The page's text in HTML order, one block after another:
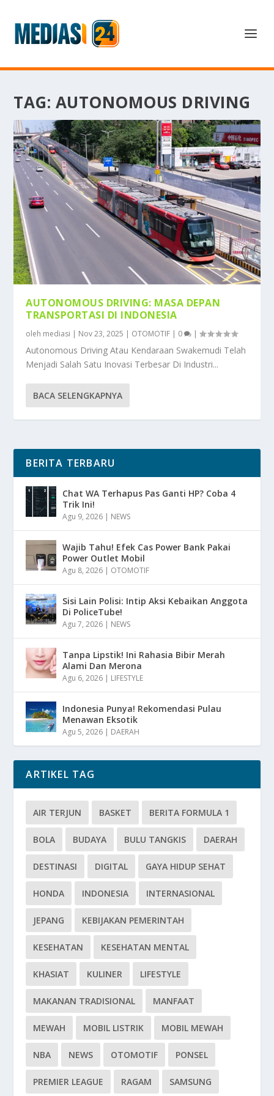
TAG: AUTONOMOUS DRIVING
AUTONOMOUS DRIVING: MASA DEPAN
TRANSPORTASI DI INDONESIA
oleh mediasi | Nov 23, 2025 | OTOMOTIF | 0 |
Autonomous Driving Atau Kendaraan Swakemudi Telah
Menjadi Salah Satu Inovasi Terbesar Di Industri...
BACA SELENGKAPNYA
BERITA TERBARU
Chat WA Terhapus Pas Ganti HP? Coba 4
Trik Ini!
Agu 9, 2026 | NEWS
Wajib Tahu! Efek Cas Power Bank Pakai
Power Outlet Mobil
Agu 8, 2026 | OTOMOTIF
Sisi Lain Polisi: Intip Aksi Kebaikan Anggota
Di PoliceTube!
Agu 7, 2026 | NEWS
Tanpa Lipstik! Ini Rahasia Bibir Merah
Alami Dan Merona
Agu 6, 2026 | LIFESTYLE
Indonesia Punya! Rekomendasi Pulau
Menawan Eksotik
Agu 5, 2026 | DAERAH
ARTIKEL TAG
AIR TERJUN BASKET BERITA FORMULA 1
BOLA BUDAYA BULU TANGKIS DAERAH
DESTINASI DIGITAL GAYA HIDUP SEHAT
HONDA INDONESIA INTERNASIONAL
JEPANG KEBIJAKAN PEMERINTAH
KESEHATAN KESEHATAN MENTAL
KHASIAT KULINER LIFESTYLE
MAKANAN TRADISIONAL MANFAAT
MEWAH MOBIL LISTRIK MOBIL MEWAH
NBA NEWS OTOMOTIF PONSEL
PREMIER LEAGUE RAGAM SAMSUNG